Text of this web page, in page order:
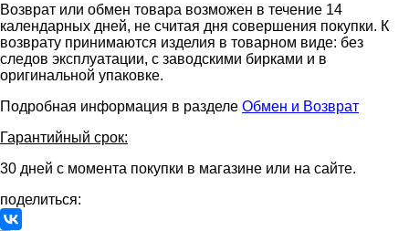
Возврат или обмен товара возможен в течение 14
календарных дней, не считая дня совершения покупки. К
возврату принимаются изделия в товарном виде: без
следов эксплуатации, с заводскими бирками и в
оригинальной упаковке.
Подробная информация в разделе Обмен и Возврат
Гарантийный срок:
30 дней с момента покупки в магазине или на сайте.
поделиться: